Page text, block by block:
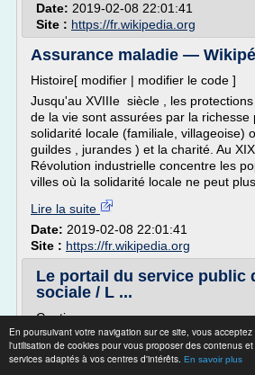
En poursuivant votre navigation sur ce site, vous acceptez
l'utilisation de cookies pour vous proposer des contenus et
services adaptés à vos centres d'intérêts. En savoir plus
Date: 2019-02-08 22:01:41
Site : https://fr.wikipedia.org
Assurance maladie —
Histoire[ modifier | modifier le code ]
Jusqu'au XVIIIe siècle , les
de la vie sont assurées par la richesse
solidarité locale (familiale, villageoise)
guildes , jurandes ) et la charité. Au
Révolution industrielle concentre les
villes où la solidarité locale ne peut plus
Lire la suite
Date: 2019-02-08 22:01:41
Site : https://fr.wikipedia.org
Le portail du service public
sociale / L ...
Gestion
> Définition et composition
En France, l'adhésion à la sécurité